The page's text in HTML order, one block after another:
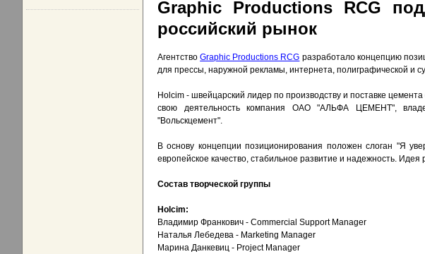
Graphic Productions RCG
российский рынок
АгентствоGraphic Productions RCG разработало концепцию
для прессы, наружной рекламы, интернета, полиграфической и
Holcim - швейцарский лидер по производству и поставке
свою деятельность компания ОАО "АЛЬФА ЦЕМЕНТ",
"Вольскцемент".
В основу концепции позиционирования положен слоган "Я
европейское качество, стабильное развитие и надежность.
Состав творческой группы
Holcim:
Владимир Франкович - Commercial Support Manager
Наталья Лебедева - Marketing Manager
Марина Данкевиц - Project Manager